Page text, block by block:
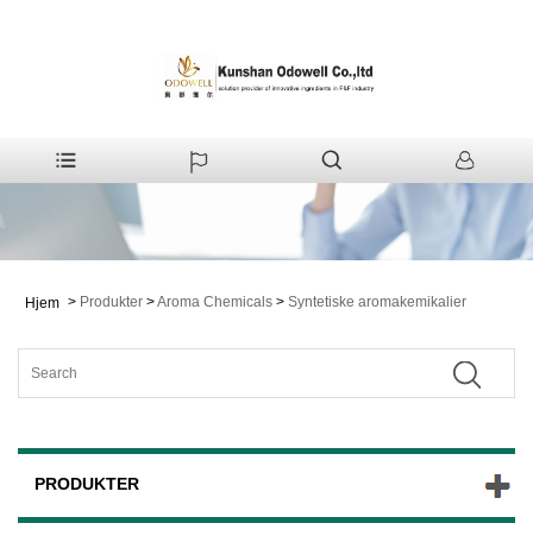
Hjem > Produkter >Aroma Chemicals > Syntetiske aromakemikalier
PRODUKTER